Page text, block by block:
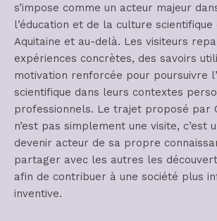
s’impose comme un acteur majeur
l’éducation et de la culture
Aquitaine et au-delà. Les visiteurs
expériences concrètes, des savoirs
motivation renforcée pour poursuivre
scientifique dans leurs contextes
professionnels. Le trajet proposé par
n’est pas simplement une visite, c’est
devenir acteur de sa propre
partager avec les autres les
afin de contribuer à une société plus
inventive.